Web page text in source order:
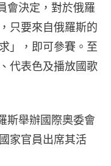
會決定，對於俄羅
只要來自俄羅斯的
」，即可參賽。至
代表色及播放國歌
斯舉辦國際奧委會
家官員出席其活